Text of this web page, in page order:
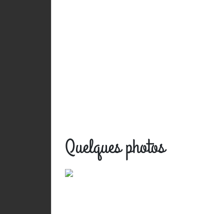
Quelques photos